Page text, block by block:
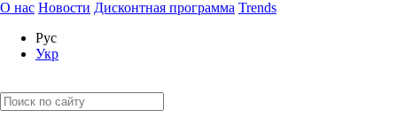
О нас Новости Дисконтная программа Trends
Рус
Укр